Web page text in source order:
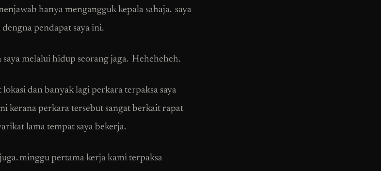
hanya mengangguk kepala sahaja. saya
pendapat saya ini.
melalui hidup seorang jaga. Heheheheh.
dan banyak lagi perkara terpaksa saya
kerana perkara tersebut sangat berkait rapat
lama tempat saya bekerja.
minggu pertama kerja kami terpaksa